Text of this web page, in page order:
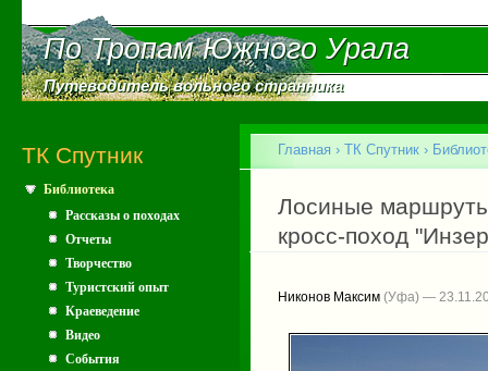
По Тропам Южного Урала
По Тропам Южного Урала
Путеводитель вольного странника
Путеводитель вольного странника
ТК Спутник
Библиотека
Рассказы о походах
Отчеты
Творчество
Туристский опыт
Краеведение
Видео
События
Вы здесь
Главная › ТК Спутник ›
Лосиные
кросс-поход
Никонов Максим (Уфа) —